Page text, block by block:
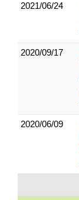
2021/06/24
2020/09/17
2020/06/09